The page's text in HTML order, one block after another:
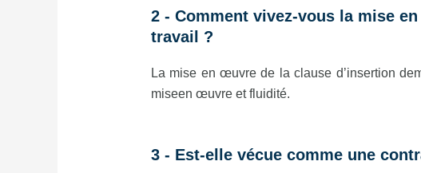
2 - Comment vivez-vous la mise
travail ?
La mise en œuvre de la clause d’insertion
miseen œuvre et fluidité.
3 - Est-elle vécue comme une